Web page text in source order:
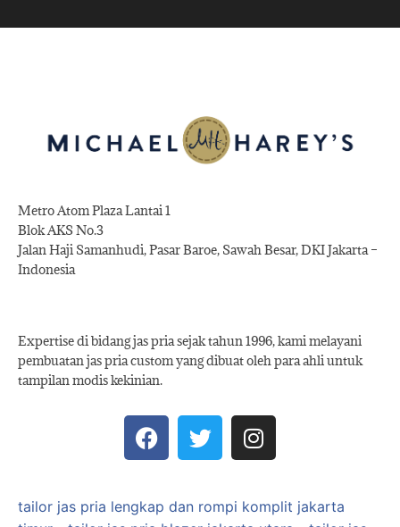
Metro Atom Plaza Lantai 1
Blok AKS No.3
Jalan Haji Samanhudi, Pasar Baroe, Sawah Besar, DKI Jakarta –
Indonesia
Expertise di bidang jas pria sejak tahun 1996, kami melayani
pembuatan jas pria custom yang dibuat oleh para ahli untuk
tampilan modis kekinian.
tailor jas pria lengkap dan rompi komplit jakarta